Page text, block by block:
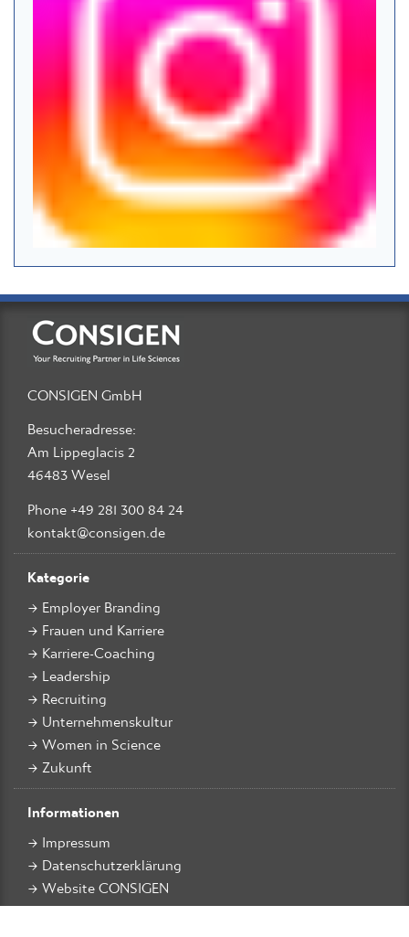
CONSIGEN GmbH
Besucheradresse:
Am Lippeglacis 2
46483 Wesel
Phone +49 281 300 84 24
kontakt@consigen.de
Kategorie
Employer Branding
Frauen und Karriere
Karriere-Coaching
Leadership
Recruiting
Unternehmenskultur
Women in Science
Zukunft
Informationen
Impressum
Datenschutzerklärung
Website CONSIGEN